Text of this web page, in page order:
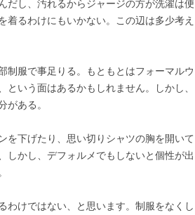
だし、汚れるからジャージの方が洗濯は便
るわけにもいかない。この辺は多少考え
制服で事足りる。もともとはフォーマルウ
いう面はあるかもしれません。しかし、
ある。
を下げたり、思い切りシャツの胸を開いて
しかし、デフォルメでもしないと個性が出
わけではない、と思います。制服をなくし